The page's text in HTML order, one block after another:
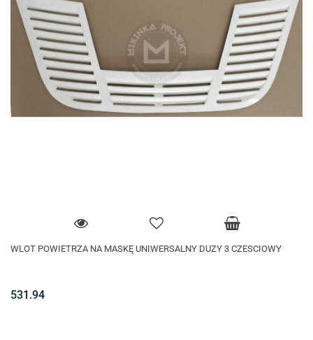
WLOT POWIETRZA NA MASKĘ UNIWERSALNY DUZY 3 CZESCIOWY
531.94